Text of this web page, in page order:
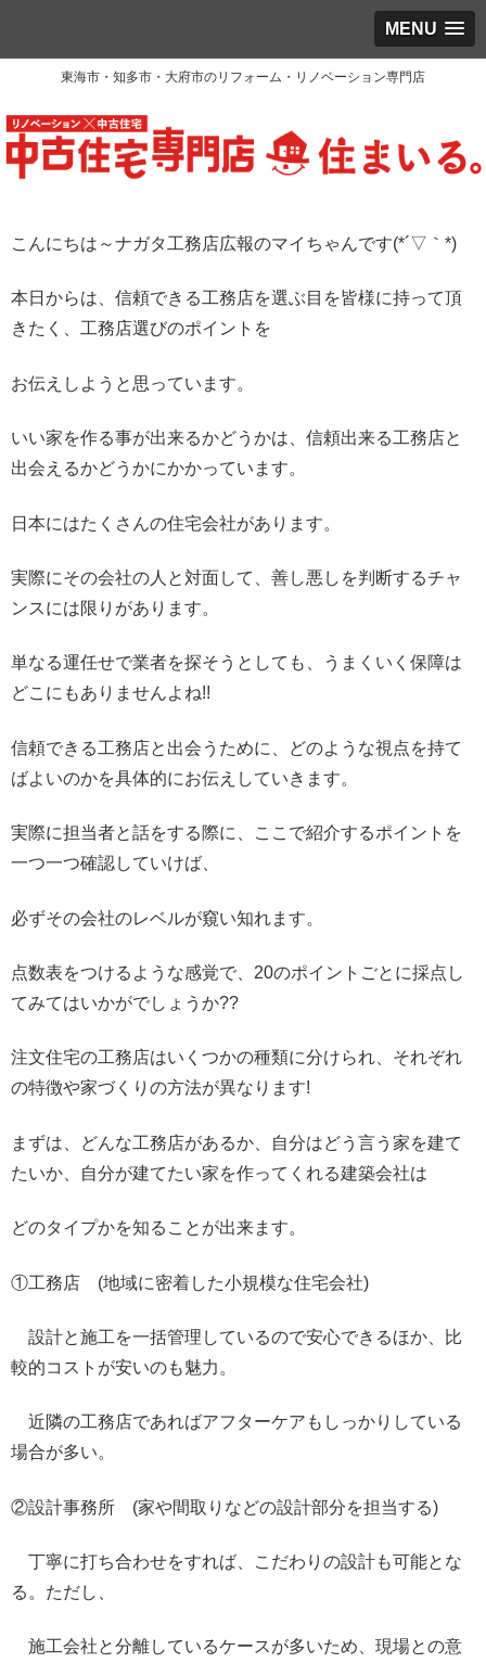
MENU
東海市・知多市・大府市のリフォーム・リノベーション専門店
こんにちは～ナガタ工務店広報のマイちゃんです(*´▽｀*)
本日からは、信頼できる工務店を選ぶ目を皆様に持って頂
きたく、工務店選びのポイントを
お伝えしようと思っています。
いい家を作る事が出来るかどうかは、 信頼出来る工務店と
出会えるかどうかにかかっています。
日本にはたくさんの住宅会社があります。
実際にその会社の人と対面して、 善し悪しを判断するチャ
ンスには限りがあります。
単なる運任せで業者を探そうとしても、
うまくいく保障は
どこにもありませんよね!!
信頼できる工務店と出会うために、
どのような視点を持て
ばよいのかを具体的にお伝えしていきます。
実際に担当者と話をする際に、
ここで紹介するポイントを
一つ一つ確認していけば、
必ずその会社のレベルが窺い知れます。
点数表をつけるような感覚で、 20のポイントごとに採点し
てみてはいかがでしょうか??
注文住宅の工務店はいくつかの種類に分けられ、 それぞれ
の特徴や家づくりの方法が異なります!
まずは、どんな工務店があるか、
自分はどう言う家を建て
たいか、
自分が建てたい家を作ってくれる建築会社は
どのタイプかを知ることが出来ます。
①工務店 (地域に密着した小規模な住宅会社)
設計と施工を一括管理しているので安心できるほか、
比
較的コストが安いのも魅力。
近隣の工務店であればアフターケアもしっかりしている
場合が多い。
②設計事務所 (家や間取りなどの設計部分を担当する)
丁寧に打ち合わせをすれば、こだわりの設計も可能とな
る。 ただし、
施工会社と分離しているケースが多いため、現場との意